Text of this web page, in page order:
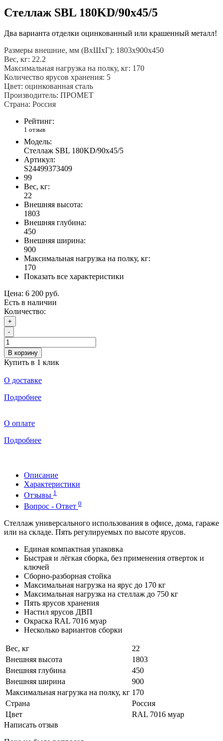
Стеллаж SBL 180KD/90x45/5
Два варианта отделки оцинкованный или крашенный металл!
Размеры внешние, мм (ВхШхГ): 1803x900x450
Вес, кг: 22.2
Максимальная нагрузка на полку, кг: 170
Количество ярусов хранения: 5
Цвет: оцинкованная сталь
Производитель: ПРОМЕТ
Страна: Россия
Рейтинг:
1 отзыв
Модель:
Стеллаж SBL 180KD/90x45/5
Артикул:
S24499373409
99
Вес, кг:
22
Внешняя высота:
1803
Внешняя глубина:
450
Внешняя ширина:
900
Максимальная нагрузка на полку, кг:
170
Показать все характеристики
Цена: 6 200 руб.
Есть в наличии
Количество:
+
-
В корзину
Купить в 1 клик
О доставке
Подробнее
О оплате
Подробнее
Описание
Характеристики
Отзывы 1
Вопрос - Ответ 0
Стеллаж универсального использования в офисе, дома, гараже
или на складе. Пять регулируемых по высоте ярусов.
Единая компактная упаковка
Быстрая и лёгкая сборка, без применения отверток и
ключей
Сборно-разборная стойка
Максимальная нагрузка на ярус до 170 кг
Максимальная нагрузка на стеллаж до 750 кг
Пять ярусов хранения
Настил ярусов ДВП
Окраска RAL 7016 муар
Несколько вариантов сборки
Вес, кг
22
Внешняя высота
1803
Внешняя глубина
450
Внешняя ширина
900
Максимальная нагрузка на полку, кг 170
Страна
Россия
Цвет
RAL 7016 муар
Написать отзыв